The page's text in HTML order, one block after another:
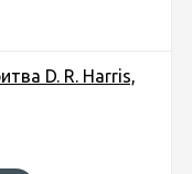
D. R. Harris,